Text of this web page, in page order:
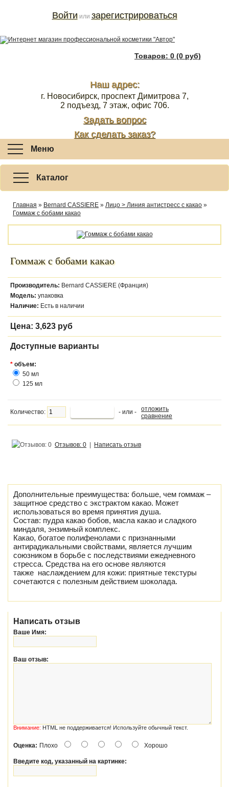
Товаров: 0 (0 руб)
Наш адрес:
г. Новосибирск, проспект Димитрова 7,
2 подъезд, 7 этаж, офис 706.
Задать вопрос
Как сделать заказ?
Войти или зарегистрироваться
Меню
Каталог
Главная » Bernard CASSIERE » Лицо > Линия антистресс с какао »
Гоммаж с бобами какао
Гоммаж с бобами какао
Производитель: Bernard CASSIERE (Франция)
Модель: упаковка
Наличие: Есть в наличии
Цена: 3,623 руб
Доступные варианты
* объем:
50 мл
125 мл
Количество: - или -
отложить
сравнение
Отзывов: 0 Написать отзыв
Дополнительные преимущества: больше, чем гоммаж –
защитное средство с экстрактом какао. Может
использоваться во время принятия душа.
Состав: пудра какао бобов, масла какао и сладкого
миндаля, энзимный комплекс.
Какао, богатое полифенолами с признанными
антирадикальными свойствами, является лучшим
союзником в борьбе с последствиями ежедневного
стресса. Средства на его основе являются
также наслаждением для кожи: приятные текстуры
сочетаются с полезным действием шоколада.
Написать отзыв
Ваше Имя:
Ваш отзыв:
Внимание: HTML не поддерживается! Используйте обычный текст.
Оценка: Плохо Хорошо
Введите код, указанный на картинке: